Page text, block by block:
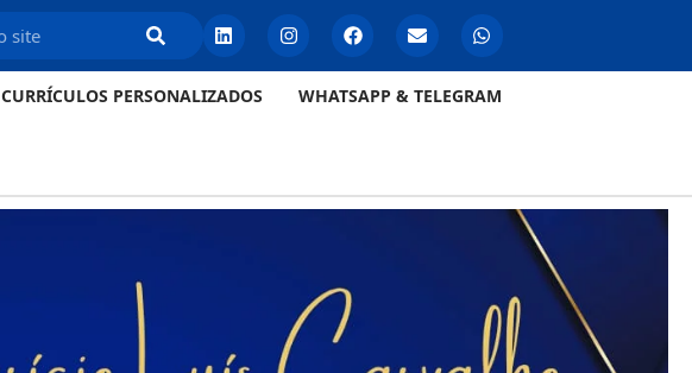
CURRÍCULOS PERSONALIZADOS
WHATSAPP & TELEGRAM